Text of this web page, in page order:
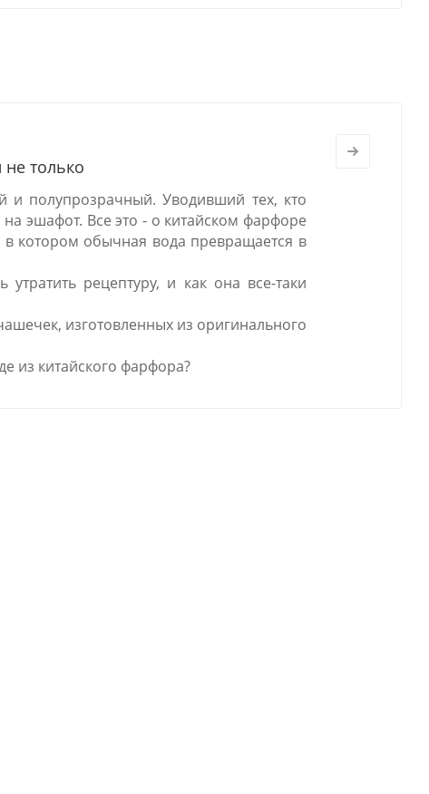
только
полупрозрачный. Уводивший тех, кто
эшафот. Все это - о китайском фарфоре
котором обычная вода превращается в
рецептуру, и как она все-таки
изготовленных из оригинального
из китайского фарфора?